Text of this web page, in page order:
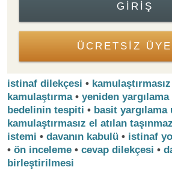
GIRIŞ
ÜCRETSİZ
istinaf dilekçesi •
kamulaştırma• yeniden yargılama
bedelinin tespiti • basit yargılama
kamulaştırmasız el atılan
istemi • davanın kabulü • istinaf
• ön inceleme • cevap dilekçesi •
birleştirilmesi